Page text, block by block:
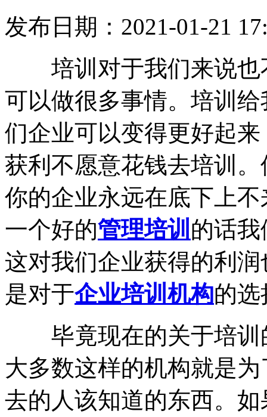
发布日期：2021-01-21
培训对于我们来说也
可以做很多事情。培训
们企业可以变得更好起
获利不愿意花钱去培训
你的企业永远在底下上
一个好的管理培训 的话
这对我们企业获得的利
是对于企业培训机构的
毕竟现在的关于培训
大多数这样的机构就是
去的人该知道的东西。